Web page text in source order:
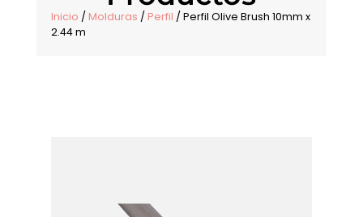
Inicio / Molduras / Perfil / Perfil Olive Brush 10mm x
2.44 m